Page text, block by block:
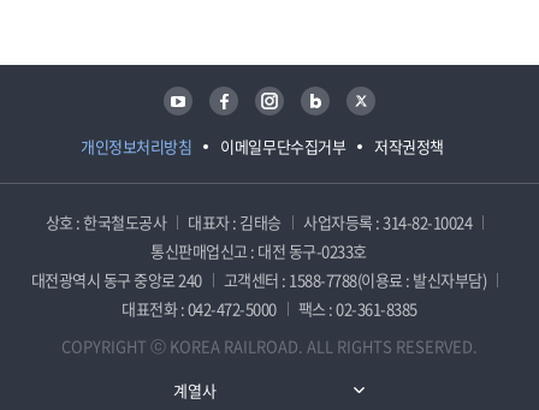
개인정보처리방침 이메일무단수집거부 저작권정책
유튜브 페이스북 인스타그램 블로그 트위터
상호 : 한국철도공사 대표자 : 김태승
사업자등록 : 314-82-10024
통신판매업신고 : 대전 동구-0233호
대전광역시 동구 중앙로 240
고객센터 : 1588-7788(이용료 : 발신자부담)
대표전화 : 042-472-5000
팩스 : 02-361-8385
COPYRIGHT ⓒ KOREA RAILROAD. ALL RIGHTS RESERVED.
계열사